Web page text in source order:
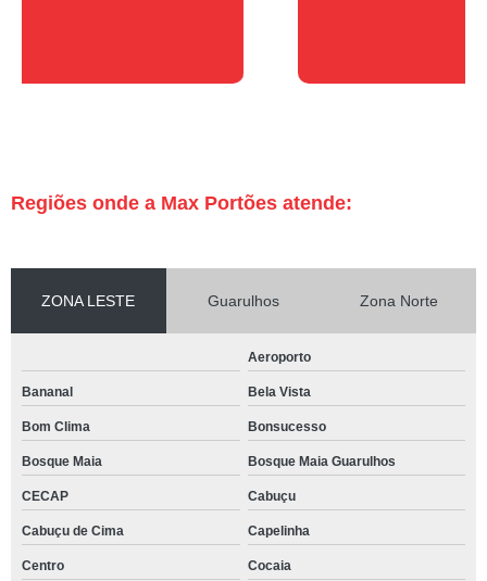
Regiões onde a Max Portões atende:
ZONA LESTE Guarulhos Zona Norte
Aeroporto
Bananal Bela Vista
Bom Clima Bonsucesso
Bosque Maia Bosque Maia Guarulhos
CECAP Cabuçu
Cabuçu de Cima Capelinha
Centro Cocaia